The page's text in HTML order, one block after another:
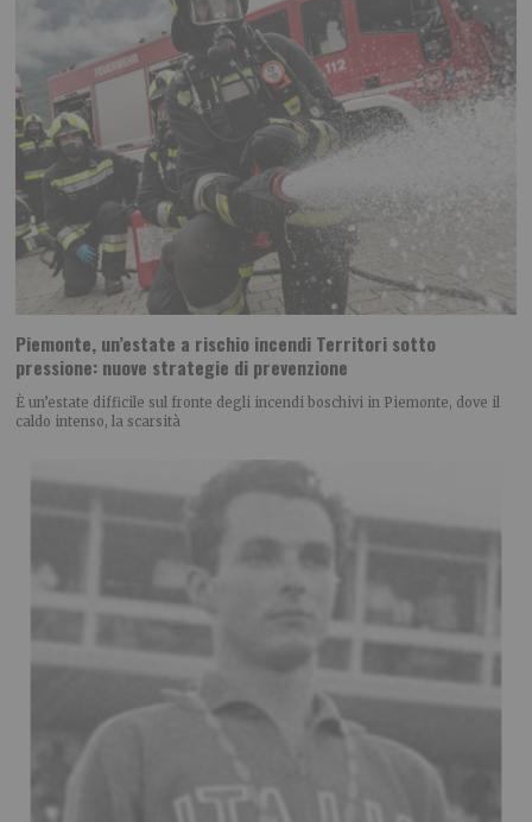
Piemonte, un’estate a rischio incendi Territori sotto
pressione: nuove strategie di prevenzione
È un’estate difficile sul fronte degli incendi boschivi in Piemonte, dove il
caldo intenso, la scarsità